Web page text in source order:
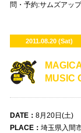
問・予約:サムズア
2011.08.20 (Sat)
MUSIC
DATE ： 8月20日(土)
PLACE ： 埼玉県入間